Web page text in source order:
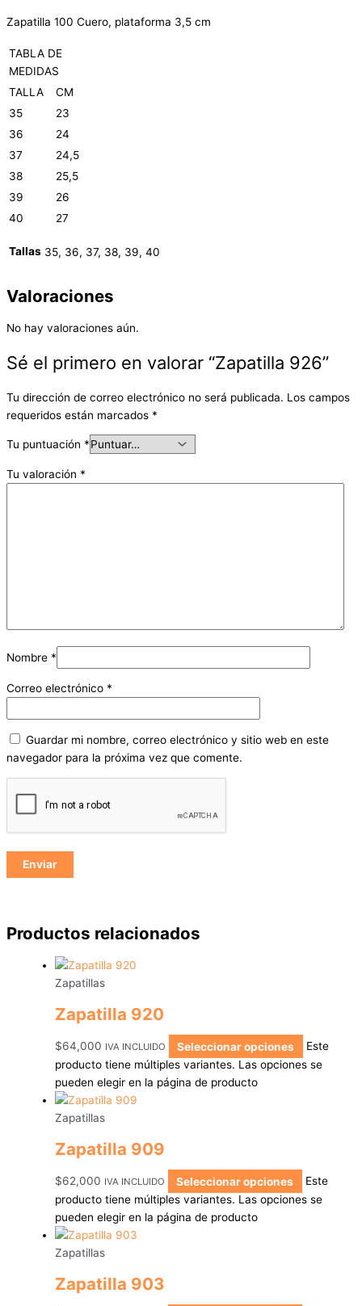
Zapatilla 100 Cuero, plataforma 3,5 cm
TABLA DE
MEDIDAS
TALLA
CM
35
23
36
24
37
24,5
38
25,5
39
26
40
27
Tallas 35, 36, 37, 38, 39, 40
Valoraciones
No hay valoraciones aún.
Sé el primero en valorar “Zapatilla 926”
Tu dirección de correo electrónico no será publicada. Los campos
requeridos están marcados *
Tu puntuación *
Tu valoración *
Nombre *
Correo electrónico *
Guardar mi nombre, correo electrónico y sitio web en este
navegador para la próxima vez que comente.
Productos relacionados
Zapatillas
Zapatilla 920
$64,000 IVA INCLUIDO Seleccionar opciones
Este
producto tiene múltiples variantes. Las opciones se
pueden elegir en la página de producto
Zapatillas
Zapatilla 909
$62,000 IVA INCLUIDO Seleccionar opciones
Este
producto tiene múltiples variantes. Las opciones se
pueden elegir en la página de producto
Zapatillas
Zapatilla 903